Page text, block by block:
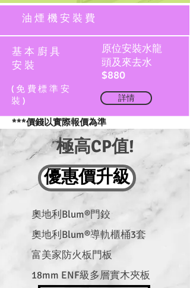
詳情
油煙機安裝費
($780)
基本廚具
安裝
(免費標準安
裝)
原位安裝水龍
頭及來去水
$880
詳情
***價錢以實際報價為準
極高CP值!
優惠價升級
奧地利 Blum®門鉸
奧地利 Blum®導軌櫃桶3套
富美家防火板門板
18mm ENF級多層實木夾板